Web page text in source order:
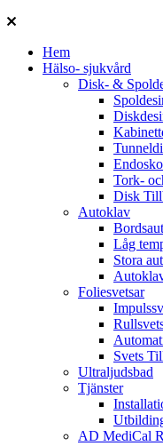
Hem
Hälso- sjukvård
Disk- &
Tork-
Disk
Autoklav
Låg
Stora
Foliesvetsar
Svets
Ultraljudsbad
Tjänster
AD MediCal